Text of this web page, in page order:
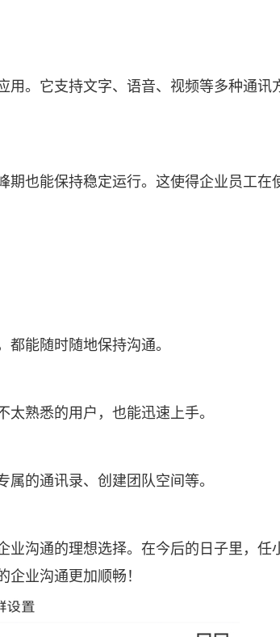
。它支持文字、语音、视频等多种通
也能保持稳定运行。这使得企业员工
能随时随地保持沟通。
熟悉的用户，也能迅速上手。
的通讯录、创建团队空间等。
沟通的理想选择。在今后的日子里，
业沟通更加顺畅！